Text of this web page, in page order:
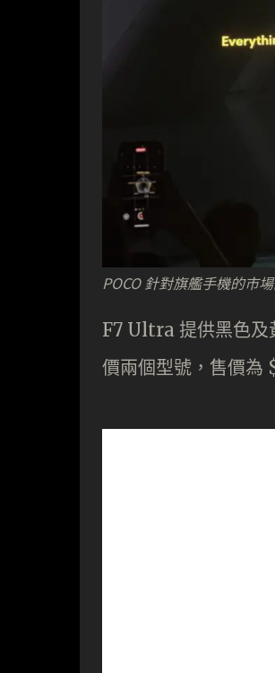
POCO 針對旗艦手機的市
F7 Ultra 提供黑色及
價兩個型號，售價為